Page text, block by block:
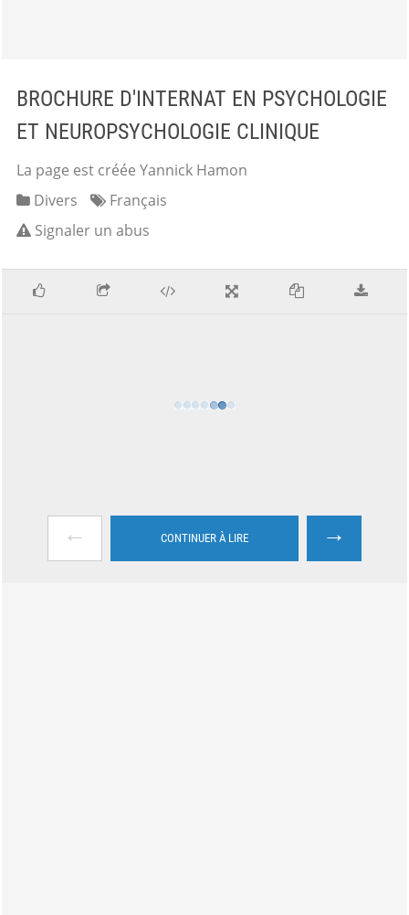
BROCHURE D'INTERNAT EN PSYCHOLOGIE
ET NEUROPSYCHOLOGIE CLINIQUE
La page est créée Yannick Hamon
Divers
Français
Signaler un abus
← CONTINUER À LIRE →